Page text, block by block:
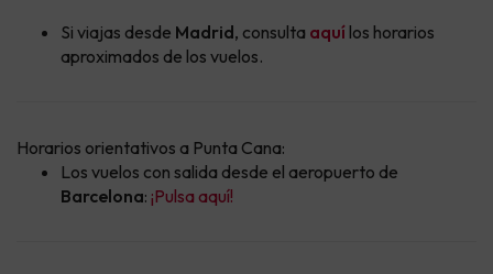
Si viajas desde Madrid, consulta aquí los horarios
aproximados de los vuelos.
Horarios orientativos a Punta Cana:
Los vuelos con salida desde el aeropuerto de
Barcelona: ¡Pulsa aquí!